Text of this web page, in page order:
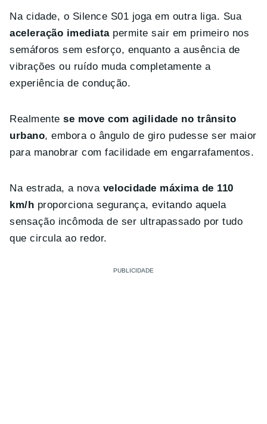
Na cidade, o Silence S01 joga em outra liga. Sua
aceleração imediatapermite sair em primeiro nos
semáforos sem esforço, enquanto a ausência de
vibrações ou ruído muda completamente a
experiência de condução.
Realmentese move com agilidade no trânsito
urbano, embora o ângulo de giro pudesse ser maior
para manobrar com facilidade em engarrafamentos.
Na estrada, a nova velocidade máxima de 110
km/h proporciona segurança, evitando aquela
sensação incômoda de ser ultrapassado por tudo
que circula ao redor.